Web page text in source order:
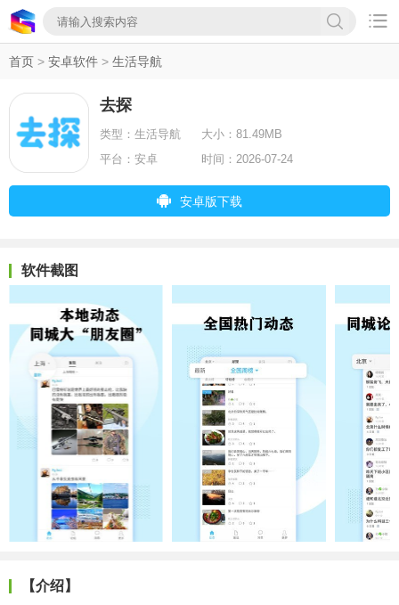

首页 > 安卓软件 > 生活导航
去探
类型： 生活导航 大小： 81.49MB
平台： 安卓 时间： 2026-07-24
安卓版下载
软件截图
【介绍】